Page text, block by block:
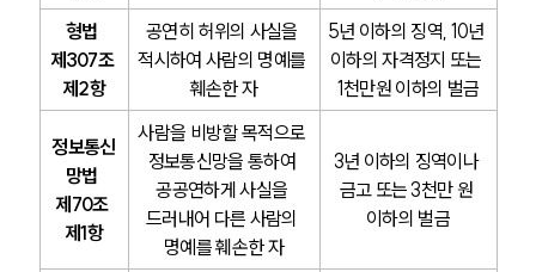
형법
제307조
제2항
공연히 허위의 사실을
적시하여 사람의 명예를
훼손한 자
5년 이하의 징역, 10년
이하의 자격정지 또는
1천만원 이하의 벌금
정보통신
망법
제70조
제1항
사람을 비방할 목적으로
정보통신망을 통하여
공공연하게 사실을
드러내어 다른 사람의
명예를 훼손한 자
3년 이하의 징역이나
금고 또는 3천만 원
이하의 벌금